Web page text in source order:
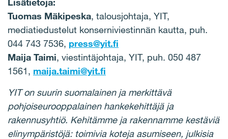
Tuomas Mäkipeska, talousjohtaja, YIT,
mediatiedustelut konserniviestinnän kautta, puh.
044 743 7536, press@yit.fi
Maija Taimi, viestintäjohtaja, YIT, puh. 050 487
1561, maija.taimi@yit.fi
YIT on suurin suomalainen ja merkittävä
pohjoiseurooppalainen hankekehittäjä ja
rakennusyhtiö. Kehitämme ja rakennamme kestäviä
elinympäristöjä: toimivia koteja asumiseen, julkisia